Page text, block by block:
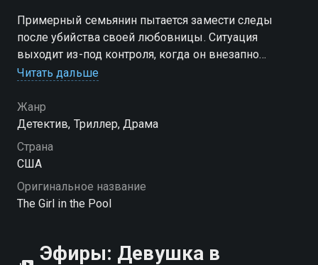
Примерный семьянин пытается замести следы
после убийства своей любовницы. Ситуация
выходит из-под контроля, когда он внезапно
попадает на сюрприз-вечеринку по случаю дня
Читать дальше
Жанр
Детектив, Триллер, Драма
Страна
США
Оригинальное название
The Girl in the Pool
Эфиры: Девушка в